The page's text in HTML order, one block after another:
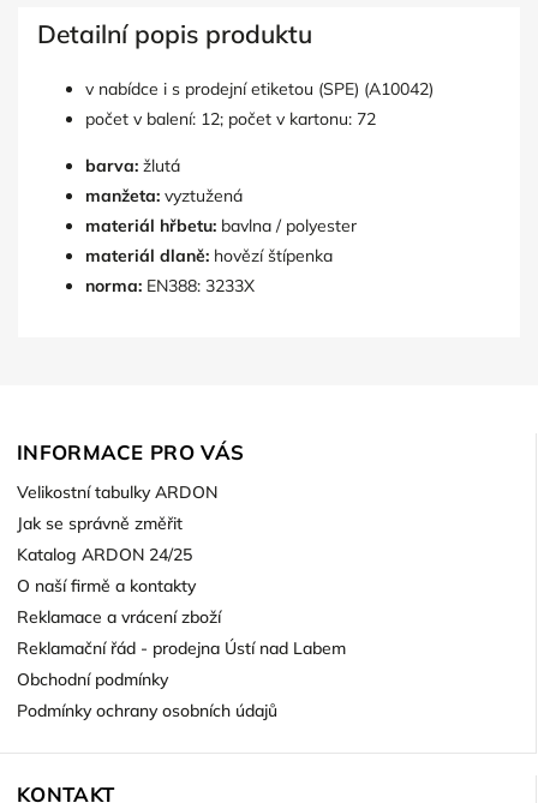
Detailní popis produktu
v nabídce i s prodejní etiketou (SPE) (A10042)
počet v balení: 12; počet v kartonu: 72
barva: žlutá
manžeta: vyztužená
materiál hřbetu: bavlna / polyester
materiál dlaně: hovězí štípenka
norma: EN388: 3233X
INFORMACE PRO VÁS
Velikostní tabulky ARDON
Jak se správně změřit
Katalog ARDON 24/25
O naší firmě a kontakty
Reklamace a vrácení zboží
Reklamační řád - prodejna Ústí nad Labem
Obchodní podmínky
Podmínky ochrany osobních údajů
KONTAKT